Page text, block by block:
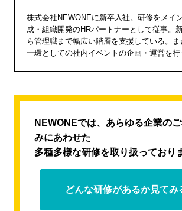
石川 ひ
かり"
width="1
104">
株式会社NEWONEに新卒入社。研修をメイ
成・組織開発のHRパートナーとして従事。
ら管理職まで幅広い階層を支援している。
一環としての社内イベントの企画・運営を行
NEWONEでは、あらゆる企業の
みにあわせた
多種多様な研修を取り扱っており
どんな研修があるか見てみ